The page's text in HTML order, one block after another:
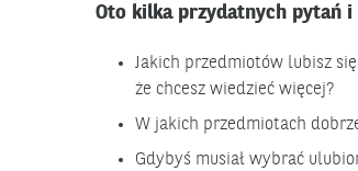
Oto kilka przydatnych pytań i
Jakich przedmiotów lubisz
że chcesz wiedzieć więcej?
W jakich przedmiotach
Gdybyś musiał wybrać